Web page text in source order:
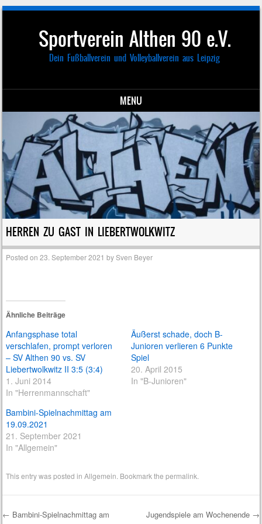
Sportverein Althen 90 e.V.
Dein Fußballverein und Volleyballverein aus Leipzig
MENU
Skip to content
HERREN ZU GAST IN LIEBERTWOLKWITZ
Posted on23. September 2021 bySven Beyer
Ähnliche Beiträge
Anfangsphase total
verschlafen, prompt verloren
– SV Althen 90 vs. SV
Liebertwolkwitz II 3:5 (3:4)
1. Juni 2014
In "Herrenmannschaft"
Äußerst schade, doch B-
Junioren verlieren 6 Punkte
Spiel
20. April 2015
In "B-Junioren"
Bambini-Spielnachmittag am
19.09.2021
21. September 2021
In "Allgemein"
This entry was posted inAllgemein . Bookmark thepermalink
← Bambini-Spielnachmittag am
Jugendspiele am Wochenende →